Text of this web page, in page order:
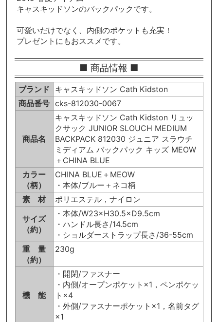
キャスキッドソンのバックパックです。
可愛いだけでなく、内側のポケットも充実！
プレゼントにもおススメです。
■ 商品情報 ■
ブランド
キャスキッドソン Cath Kidston
商品番号 cks-812030-0067
商品名
キャスキッドソン Cath Kidston リュッ
クサック JUNIOR SLOUCH MEDIUM
BACKPACK 812030 ジュニア スラウチ
ミディアム バックパック キッズ MEOW
＋CHINA BLUE
カラー
（柄）
CHINA BLUE＋MEOW
・本体/ブルー＋ネコ柄
素 材
ポリエステル，ナイロン
サイズ
（約）
・本体/W23×H30.5×D9.5cm
・ハンドル長さ/14.5cm
・ショルダーストラップ長さ/36-55cm
重 量
（約）
230g
機 能
・開閉/ファスナー
・内側/オープンポケット×1，ペンポケッ
ト×4
・外側/ファスナーポケット×1，名前タグ
×1